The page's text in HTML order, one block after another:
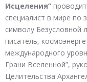
Исцеления” проводит
специалист в мире по
символу Безусловной
писатель,
международного
Грани Вселенной”,
Целительства